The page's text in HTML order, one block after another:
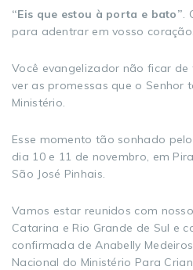
“Eis que estou à porta e bato”
para adentrar em vosso coração.
Você evangelizador não ficar
ver as promessas que o Senhor
Ministério.
Esse momento tão sonhado
dia 10 e 11 de novembro, em
São José Pinhais.
Vamos estar reunidos com
Catarina e Rio Grande de Sul e
confirmada de Anabelly
Nacional do Ministério Para